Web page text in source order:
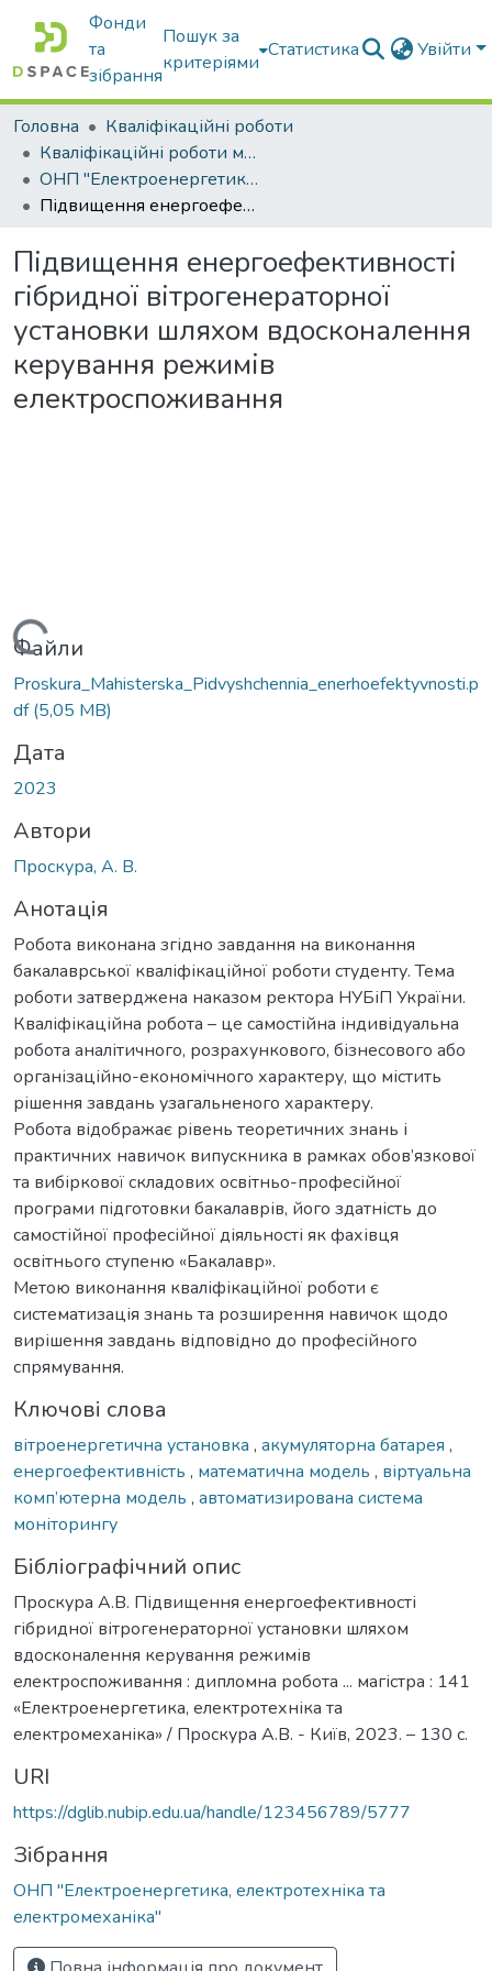
Фонди
та
зібрання
Пошук за
критеріями
Статистика Увійти
Головна
Кваліфікаційні роботи
Кваліфікаційні роботи магістрів
ОНП "Електроенергетика, електротехніка та електромеханіка"
Підвищення енергоефективності гібридної вітрогенераторної установки шляхом вдосконалення керування режимів електроспоживання
Підвищення енергоефективності
гібридної вітрогенераторної
установки шляхом вдосконалення
керування режимів
електроспоживання
Вантажиться...
Файли
Proskura_Мahisterska_Pidvyshchennia_enerhoefektyvnosti.p
df(5,05 MB)
Дата
2023
Автори
Проскура, А. В.
Анотація
Робота виконана згідно завдання на виконання
бакалаврської кваліфікаційної роботи студенту. Тема
роботи затверджена наказом ректора НУБіП України.
Кваліфікаційна робота – це самостійна індивідуальна
робота аналітичного, розрахункового, бізнесового або
організаційно-економічного характеру, що містить
рішення завдань узагальненого характеру.
Робота відображає рівень теоретичних знань і
практичних навичок випускника в рамках обов’язкової
та вибіркової складових освітньо-професійної
програми підготовки бакалаврів, його здатність до
самостійної професійної діяльності як фахівця
освітнього ступеню «Бакалавр».
Метою виконання кваліфікаційної роботи є
систематизація знань та розширення навичок щодо
вирішення завдань відповідно до професійного
спрямування.
Ключові слова
вітроенергетична установка , акумуляторна батарея ,
енергоефективність , математична модель , віртуальна
комп’ютерна модель , автоматизирована система
моніторингу
Бібліографічний опис
Проскура А.В. Підвищення енергоефективності
гібридної вітрогенераторної установки шляхом
вдосконалення керування режимів
електроспоживання : дипломна робота ... магістра : 141
«Електроенергетика, електротехніка та
електромеханіка» / Проскура А.В. - Київ, 2023. – 130 с.
URI
https://dglib.nubip.edu.ua/handle/123456789/5777
Зібрання
ОНП "Електроенергетика, електротехніка та
електромеханіка"